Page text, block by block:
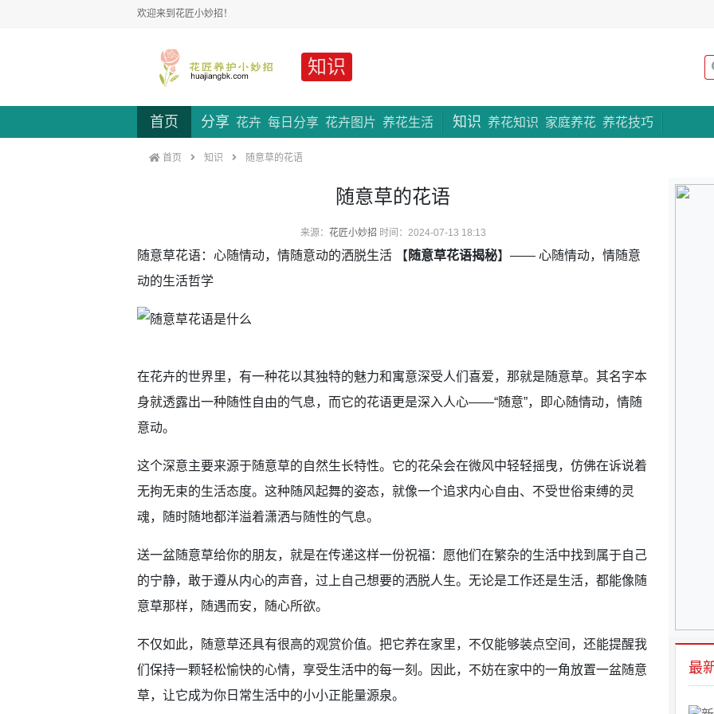
欢迎来到花匠小妙招！
知识
首页 分享 花卉 每日分享 花卉图片 养花生活 知识 养花知识 家庭养花 养花技巧专题策划
首页 知识 随意草的花语
随意草的花语
来源： 花匠小妙招 时间：2024-07-13 18:13
随意草花语：心随情动，情随意动的洒脱生活 【 随意草花语揭秘】—— 心随情动，情随意
动的生活哲学
在花卉的世界里，有一种花以其独特的魅力和寓意深受人们喜爱，那就是随意草。其名字本
身就透露出一种随性自由的气息，而它的花语更是深入人心——“随意”，即心随情动，情随
意动。
这个深意主要来源于随意草的自然生长特性。它的花朵会在微风中轻轻摇曳，仿佛在诉说着
无拘无束的生活态度。这种随风起舞的姿态，就像一个追求内心自由、不受世俗束缚的灵
魂，随时随地都洋溢着潇洒与随性的气息。
送一盆随意草给你的朋友，就是在传递这样一份祝福：愿他们在繁杂的生活中找到属于自己
的宁静，敢于遵从内心的声音，过上自己想要的洒脱人生。无论是工作还是生活，都能像随
意草那样，随遇而安，随心所欲。
不仅如此，随意草还具有很高的观赏价值。把它养在家里，不仅能够装点空间，还能提醒我
们保持一颗轻松愉快的心情，享受生活中的每一刻。因此，不妨在家中的一角放置一盆随意
草，让它成为你日常生活中的小小正能量源泉。
最